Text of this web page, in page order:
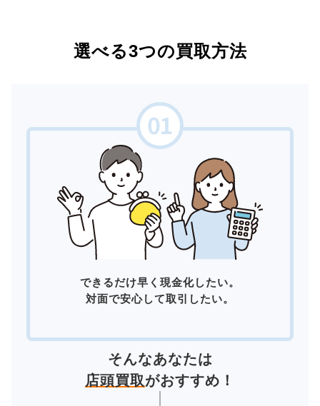
選べる3つの買取方法
できるだけ早く現金化したい。
対面で安心して取引したい。
そんなあなたは
店頭買取がおすすめ！